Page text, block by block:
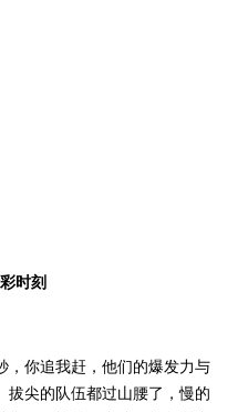
时刻
，你追我赶，他们的爆发力与
拔尖的队伍都过山腰了，慢的